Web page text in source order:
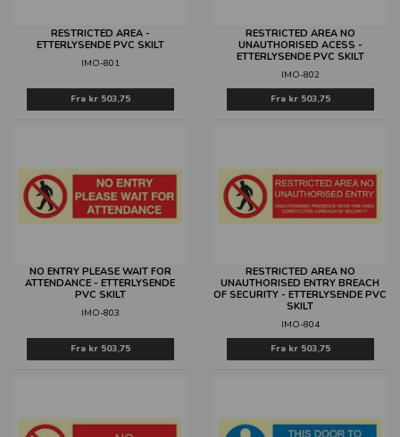
RESTRICTED AREA -
ETTERLYSENDE PVC SKILT
IMO-801
Fra kr 503,75
RESTRICTED AREA NO
UNAUTHORISED ACESS -
ETTERLYSENDE PVC SKILT
IMO-802
Fra kr 503,75
NO ENTRY PLEASE WAIT FOR
ATTENDANCE - ETTERLYSENDE
PVC SKILT
IMO-803
Fra kr 503,75
RESTRICTED AREA NO
UNAUTHORISED ENTRY BREACH
OF SECURITY - ETTERLYSENDE PVC
SKILT
IMO-804
Fra kr 503,75